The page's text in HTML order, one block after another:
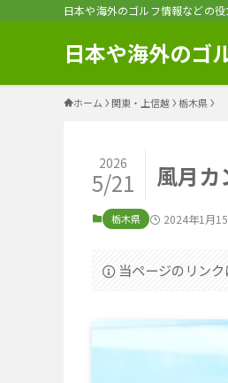
日本や海外のゴルフ情報などの
日本や海外のゴ
ホーム 関東・上信越 栃木県
風月
2026
5/21
栃木県 2024年1月
当ページのリンク